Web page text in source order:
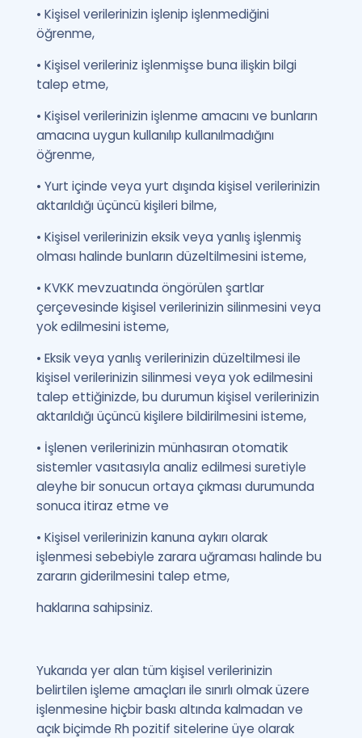
• Kişisel verilerinizin işlenip işlenmediğini
öğrenme,
• Kişisel verileriniz işlenmişse buna ilişkin bilgi
talep etme,
• Kişisel verilerinizin işlenme amacını ve bunların
amacına uygun kullanılıp kullanılmadığını
öğrenme,
• Yurt içinde veya yurt dışında kişisel verilerinizin
aktarıldığı üçüncü kişileri bilme,
• Kişisel verilerinizin eksik veya yanlış işlenmiş
olması halinde bunların düzeltilmesini isteme,
• KVKK mevzuatında öngörülen şartlar
çerçevesinde kişisel verilerinizin silinmesini veya
yok edilmesini isteme,
• Eksik veya yanlış verilerinizin düzeltilmesi ile
kişisel verilerinizin silinmesi veya yok edilmesini
talep ettiğinizde, bu durumun kişisel verilerinizin
aktarıldığı üçüncü kişilere bildirilmesini isteme,
• İşlenen verilerinizin münhasıran otomatik
sistemler vasıtasıyla analiz edilmesi suretiyle
aleyhe bir sonucun ortaya çıkması durumunda
sonuca itiraz etme ve
• Kişisel verilerinizin kanuna aykırı olarak
işlenmesi sebebiyle zarara uğraması halinde bu
zararın giderilmesini talep etme,
haklarına sahipsiniz.
Yukarıda yer alan tüm kişisel verilerinizin
belirtilen işleme amaçları ile sınırlı olmak üzere
işlenmesine hiçbir baskı altında kalmadan ve
açık biçimde Rh pozitif sitelerine üye olarak